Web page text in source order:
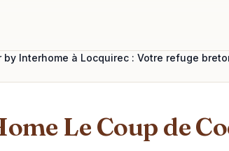
by Interhome à Locquirec : Votre refuge
Le Coup de